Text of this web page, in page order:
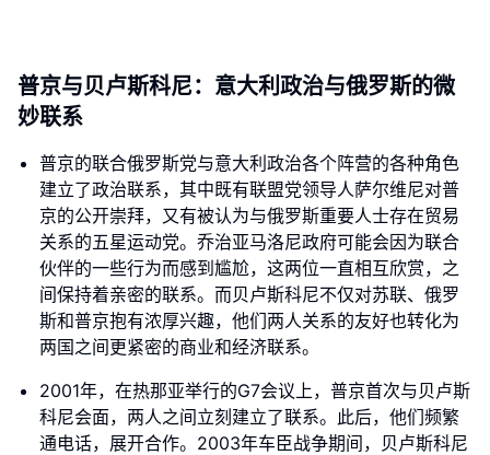
普京与贝卢斯科尼：意大利政治与俄罗斯的微
妙联系
普京的联合俄罗斯党与意大利政治各个阵营的各种角色
建立了政治联系，其中既有联盟党领导人萨尔维尼对普
京的公开崇拜，又有被认为与俄罗斯重要人士存在贸易
关系的五星运动党。乔治亚马洛尼政府可能会因为联合
伙伴的一些行为而感到尴尬，这两位一直相互欣赏，之
间保持着亲密的联系。而贝卢斯科尼不仅对苏联、俄罗
斯和普京抱有浓厚兴趣，他们两人关系的友好也转化为
两国之间更紧密的商业和经济联系。
2001年，在热那亚举行的G7会议上，普京首次与贝卢斯
科尼会面，两人之间立刻建立了联系。此后，他们频繁
通电话，展开合作。2003年车臣战争期间，贝卢斯科尼